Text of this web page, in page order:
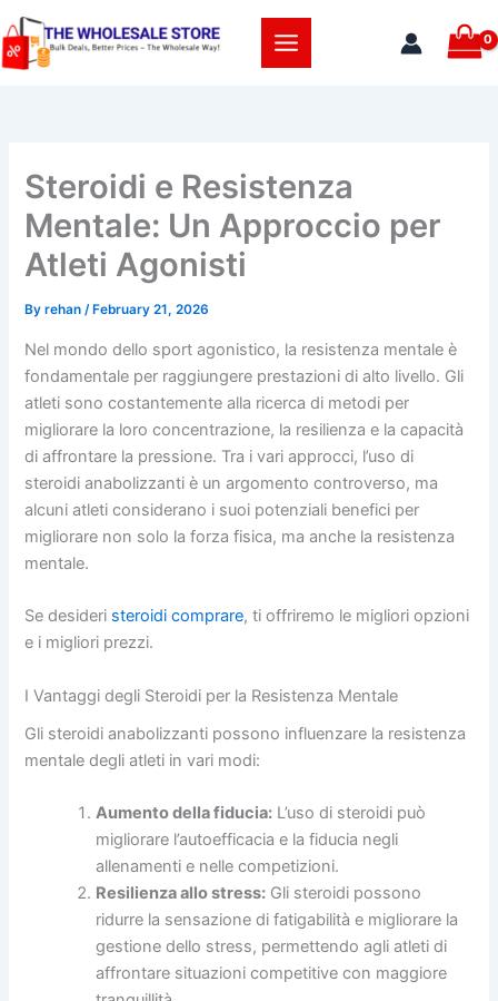
Skip
to
content
Steroidi e Resistenza
Mentale: Un Approccio per
Atleti Agonisti
Byrehan/ February 21, 2026
Nel mondo dello sport agonistico, la resistenza mentale è
fondamentale per raggiungere prestazioni di alto livello. Gli
atleti sono costantemente alla ricerca di metodi per
migliorare la loro concentrazione, la resilienza e la capacità
di affrontare la pressione. Tra i vari approcci, l’uso di
steroidi anabolizzanti è un argomento controverso, ma
alcuni atleti considerano i suoi potenziali benefici per
migliorare non solo la forza fisica, ma anche la resistenza
mentale.
Se desideri steroidi comprare, ti offriremo le migliori opzioni
e i migliori prezzi.
I Vantaggi degli Steroidi per la Resistenza Mentale
Gli steroidi anabolizzanti possono influenzare la resistenza
mentale degli atleti in vari modi:
Aumento della fiducia: L’uso di steroidi può
migliorare l’autoefficacia e la fiducia negli
allenamenti e nelle competizioni.
Resilienza allo stress: Gli steroidi possono
ridurre la sensazione di fatigabilità e migliorare la
gestione dello stress, permettendo agli atleti di
affrontare situazioni competitive con maggiore